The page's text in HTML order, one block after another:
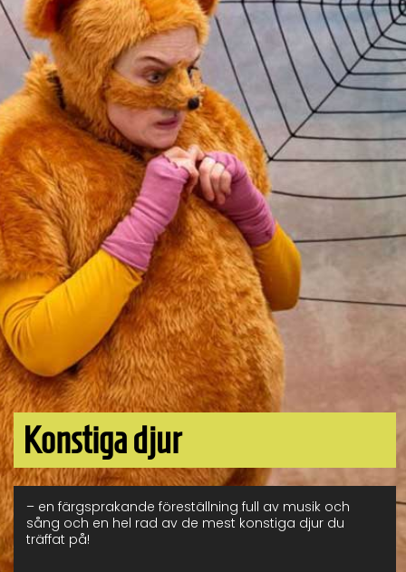
Konstiga djur
– en färgsprakande föreställning full av musik och
sång och en hel rad av de mest konstiga djur du
träffat på!